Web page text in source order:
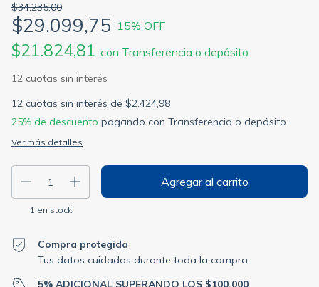
$34.235,00
$29.099,75 15% OFF
$21.824,81 con Transferencia o depósito
12 cuotas sin interés de $2.424,98
25% de descuento pagando con Transferencia o depósito
Ver más detalles
1 en stock
Compra protegida
Tus datos cuidados durante toda la compra.
5% ADICIONAL SUPERANDO LOS $100.000